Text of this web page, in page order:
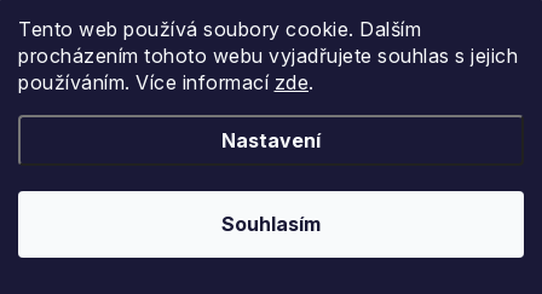
Tento web používá soubory cookie. Dalším
procházením tohoto webu vyjadřujete souhlas s jejich
používáním. Více informací zde.
Nastavení
Souhlasím